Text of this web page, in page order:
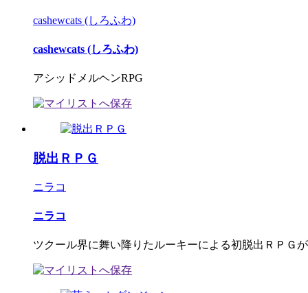
cashewcats (しろふわ)
cashewcats (しろふわ)
アシッドメルヘンRPG
脱出ＲＰＧ
ニラコ
ニラコ
ツクール界に舞い降りたルーキーによる初脱出ＲＰＧ